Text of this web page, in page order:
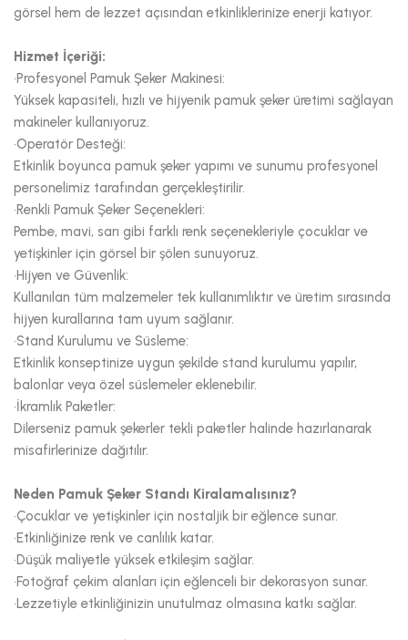
görsel hem de lezzet açısından etkinliklerinize enerji katıyor.
Hizmet İçeriği:
•Profesyonel Pamuk Şeker Makinesi:
Yüksek kapasiteli, hızlı ve hijyenik pamuk şeker üretimi sağlayan
makineler kullanıyoruz.
•Operatör Desteği:
Etkinlik boyunca pamuk şeker yapımı ve sunumu profesyonel
personelimiz tarafından gerçekleştirilir.
•Renkli Pamuk Şeker Seçenekleri:
Pembe, mavi, sarı gibi farklı renk seçenekleriyle çocuklar ve
yetişkinler için görsel bir şölen sunuyoruz.
•Hijyen ve Güvenlik:
Kullanılan tüm malzemeler tek kullanımlıktır ve üretim sırasında
hijyen kurallarına tam uyum sağlanır.
•Stand Kurulumu ve Süsleme:
Etkinlik konseptinize uygun şekilde stand kurulumu yapılır,
balonlar veya özel süslemeler eklenebilir.
•İkramlık Paketler:
Dilerseniz pamuk şekerler tekli paketler halinde hazırlanarak
misafirlerinize dağıtılır.
Neden Pamuk Şeker Standı Kiralamalısınız?
•Çocuklar ve yetişkinler için nostaljik bir eğlence sunar.
•Etkinliğinize renk ve canlılık katar.
•Düşük maliyetle yüksek etkileşim sağlar.
•Fotoğraf çekim alanları için eğlenceli bir dekorasyon sunar.
•Lezzetiyle etkinliğinizin unutulmaz olmasına katkı sağlar.